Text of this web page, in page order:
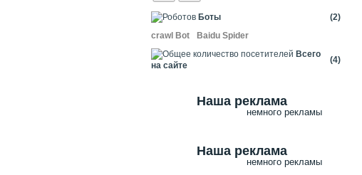
Боты
(2)
crawl Bot
Baidu Spider
Всего
на сайте
(4)
Наша реклама
немного рекламы
Наша реклама
немного рекламы